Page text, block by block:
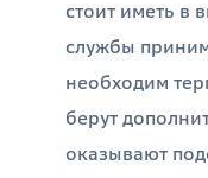
стоит иметь в
службы
необходим
берут
оказывают